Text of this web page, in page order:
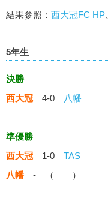
結果参照： 西大冠FC HP
5年生
決勝
西大冠 4-0 八幡
準優勝
西大冠 1-0 TAS
八幡 - （ ）